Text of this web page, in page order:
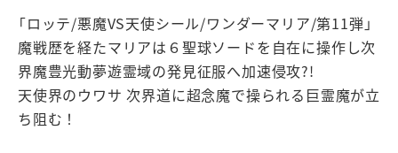
「ロッテ/悪魔VS天使シール/ワンダーマリア/第11弾」
魔戦歴を経たマリアは６聖球ソードを自在に操作し次
界魔豊光動夢遊霊域の発見征服へ加速侵攻?!
天使界のウワサ 次界道に超念魔で操られる巨霊魔が立
ち阻む！